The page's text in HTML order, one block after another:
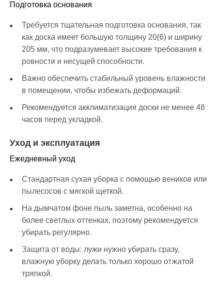
Подготовка основания
Требуется тщательная подготовка основания, так
как доска имеет большую толщину 20(6) и ширину
205 мм, что подразумевает высокие требования к
ровности и несущей способности.
Важно обеспечить стабильный уровень влажности
в помещении, чтобы избежать деформаций.
Рекомендуется акклиматизация доски не менее 48
часов перед укладкой.
Уход и эксплуатация
Ежедневный уход
Стандартная сухая уборка с помощью веников или
пылесосов с мягкой щеткой.
На дымчатом фоне пыль заметна, особенно на
более светлых оттенках, поэтому рекомендуется
убирать регулярно.
Защита от воды: лужи нужно убирать сразу,
влажную уборку делать только хорошо отжатой
тряпкой.